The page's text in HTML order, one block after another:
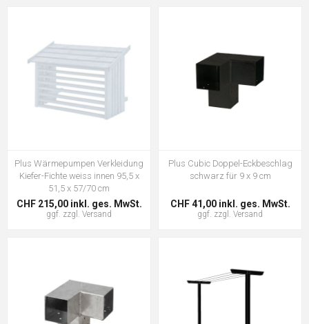
Plus Wärmepumpen Verkleidung
Kiefer-Fichte weiss innen 95,5 x
51,5 x 57/70 cm
CHF 215,00 inkl. ges. MwSt.
ggf. zzgl. Versand
Plus Cubic Doppel-Eckbeschlag
schwarz für 9 x 9 cm
CHF 41,00 inkl. ges. MwSt.
ggf. zzgl. Versand